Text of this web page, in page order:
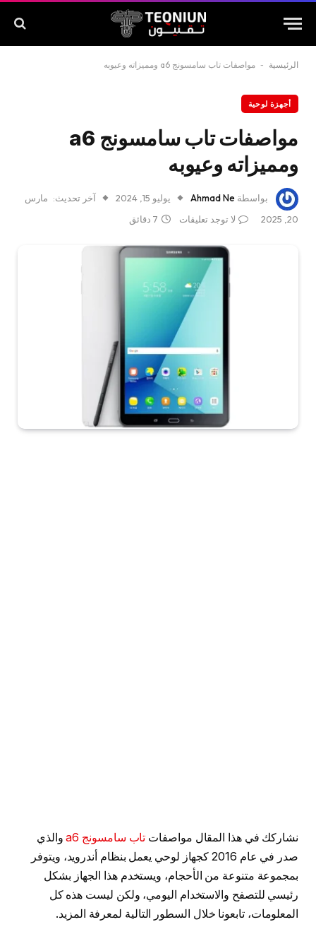
الرئيسية - مواصفات تاب سامسونج a6 ومميزاته وعيوبه
أجهزة لوحية
مواصفات تاب سامسونج a6
ومميزاته وعيوبه
بواسطة Ahmad Ne يوليو 15, 2024 آخر تحديث: مارس
20, 2025
لا توجد تعليقات 7 دقائق
نشاركك في هذا المقال مواصفات تاب سامسونج a6
والذي
صدر في عام 2016 كجهاز لوحي يعمل بنظام أندرويد، ويتوفر
بمجموعة متنوعة من الأحجام، ويستخدم هذا الجهاز بشكل
رئيسي للتصفح والاستخدام اليومي، ولكن ليست هذه كل
المعلومات، تابعونا خلال السطور التالية لمعرفة المزيد.